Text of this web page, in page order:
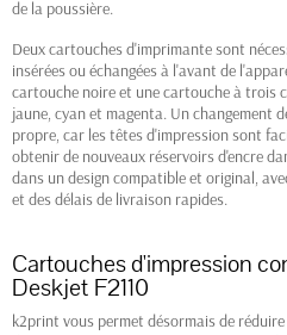
de la poussière.
Deux cartouches d'imprimante sont
insérées ou échangées à l'avant de
cartouche noire et une cartouche à trois
jaune, cyan et magenta. Un changement
propre, car les têtes d'impression sont
obtenir de nouveaux réservoirs d'encre
dans un design compatible et original,
et des délais de livraison rapides.
Cartouches d'impression
Deskjet F2110
k2print vous permet désormais de